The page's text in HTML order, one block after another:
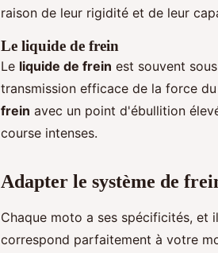
raison de leur rigidité et de leur
Le liquide de frein
Le liquide de frein est souvent
transmission efficace de la force
frein avec un point d'ébullition
course intenses.
Adapter le système de
Chaque moto a ses spécificités, et
correspond parfaitement à votre